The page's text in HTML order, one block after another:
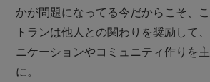
かが問題になってる今だからこそ、
トランは他人との関わりを奨励して
ニケーションやコミュニティ作りを
に。